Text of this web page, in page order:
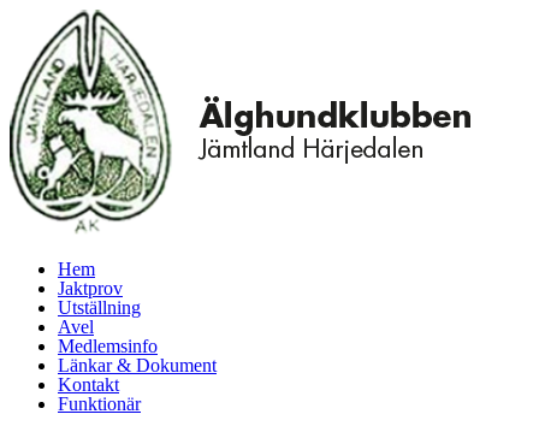
Hem
Jaktprov
Utställning
Avel
Medlemsinfo
Länkar & Dokument
Kontakt
Funktionär